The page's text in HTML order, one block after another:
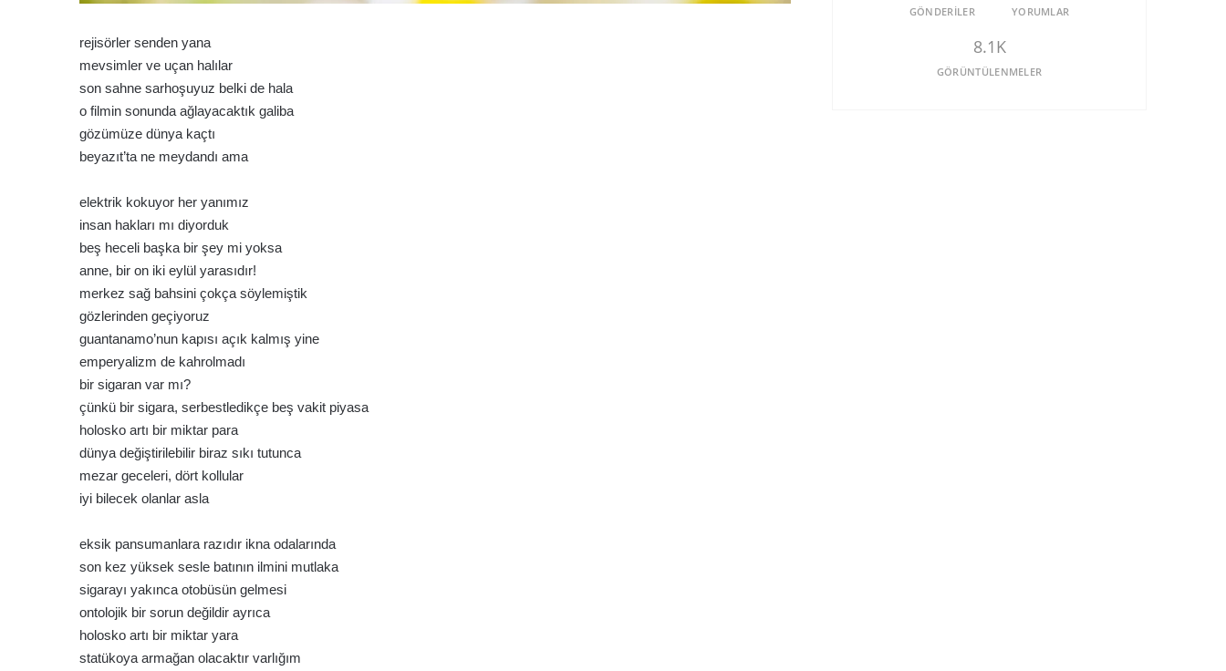
rejisörler senden yana
mevsimler ve uçan halılar
son sahne sarhoşuyuz belki de hala
o filmin sonunda ağlayacaktık galiba
gözümüze dünya kaçtı
beyazıt’ta ne meydandı ama
elektrik kokuyor her yanımız
insan hakları mı diyorduk
beş heceli başka bir şey mi yoksa
anne, bir on iki eylül yarasıdır!
merkez sağ bahsini çokça söylemiştik
gözlerinden geçiyoruz
guantanamo’nun kapısı açık kalmış yine
emperyalizm de kahrolmadı
bir sigaran var mı?
çünkü bir sigara, serbestledikçe beş vakit piyasa
holosko artı bir miktar para
dünya değiştirilebilir biraz sıkı tutunca
mezar geceleri, dört kollular
iyi bilecek olanlar asla
eksik pansumanlara razıdır ikna odalarında
son kez yüksek sesle batının ilmini mutlaka
sigarayı yakınca otobüsün gelmesi
ontolojik bir sorun değildir ayrıca
holosko artı bir miktar yara
statükoya armağan olacaktır varlığım
GÖNDERILER YORUMLAR
8.1K
GÖRÜNTÜLENMELER